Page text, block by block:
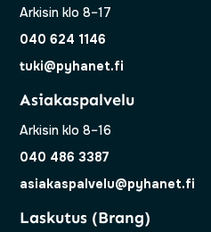
Arkisin klo 8–17
040 624 1146
tuki@pyhanet.fi
Asiakaspalvelu
Arkisin klo 8–16
040 486 3387
asiakaspalvelu@pyhanet.fi
Laskutus (Brang)